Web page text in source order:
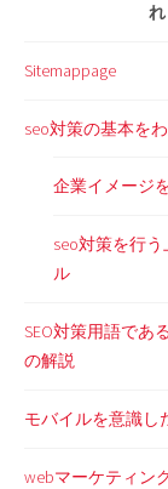
Sitemappage
seo対策の基本を
企業イメージ
seo対策を行
ル
SEO対策用語であ
の解説
モバイルを意識し
webマーケティン